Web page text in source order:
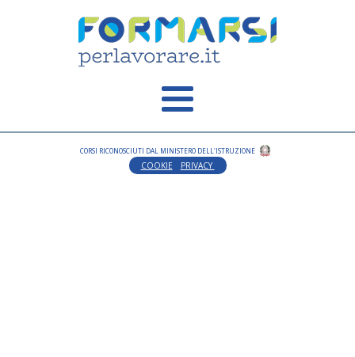
CORSI RICONOSCIUTI DAL MINISTERO DELL'ISTRUZIONE
COOKIE PRIVACY